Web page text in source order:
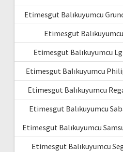
Etimesgut Balıkuyumcu
Etimesgut
Etimesgut Balıkuyumcu
Etimesgut Balıkuyumcu
Etimesgut Balıkuyumcu
Etimesgut Balıkuyumcu
Etimesgut Balıkuyumcu
Etimesgut Balıkuyumcu